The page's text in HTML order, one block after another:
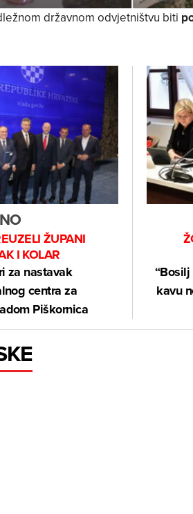
državnom odvjetništvu biti
ŽUPANI
I KOLAR
za nastavak
centra za
Piškornica
kavu